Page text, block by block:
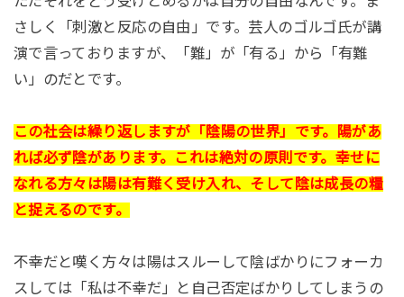
さしく「刺激と反応の自由」です。芸人のゴルゴ氏が講
演で言っておりますが、「難」が「有る」から「有難
い」のだとです。
この社会は繰り返しますが「陰陽の世界」です。陽があ
れば必ず陰があります。これは絶対の原則です。幸せに
なれる方々は陽は有難く受け入れ、そして陰は成長の糧
と捉えるのです。
不幸だと嘆く方々は陽はスルーして陰ばかりにフォーカ
スしては「私は不幸だ」と自己否定ばかりしてしまうの